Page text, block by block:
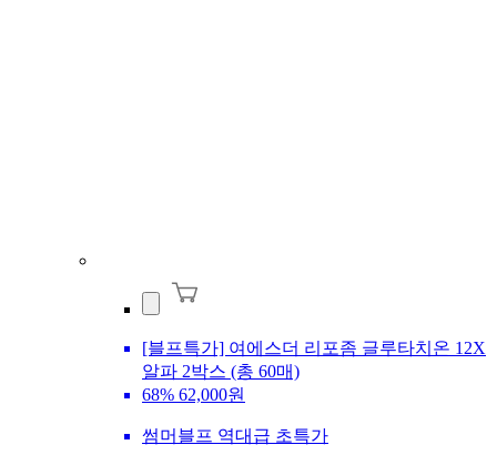
[블프특가] 여에스더 리포좀 글루타치온 12X
알파 2박스 (총 60매)
68% 62,000원
썸머블프 역대급 초특가